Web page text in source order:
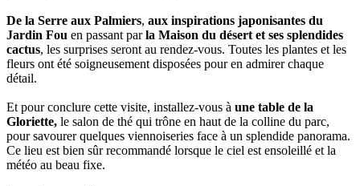
De la Serre aux Palmiers, aux inspirations japonisantes du
Jardin Fou en passant parla Maison du désert et ses splendides
cactus, les surprises seront au rendez-vous. Toutes les plantes et les
fleurs ont été soigneusement disposées pour en admirer chaque
détail.
Et pour conclure cette visite, installez-vous à une table de la
Gloriette, le salon de thé qui trône en haut de la colline du parc,
pour savourer quelques viennoiseries face à un splendide panorama.
Ce lieu est bien sûr recommandé lorsque le ciel est ensoleillé et la
météo au beau fixe.